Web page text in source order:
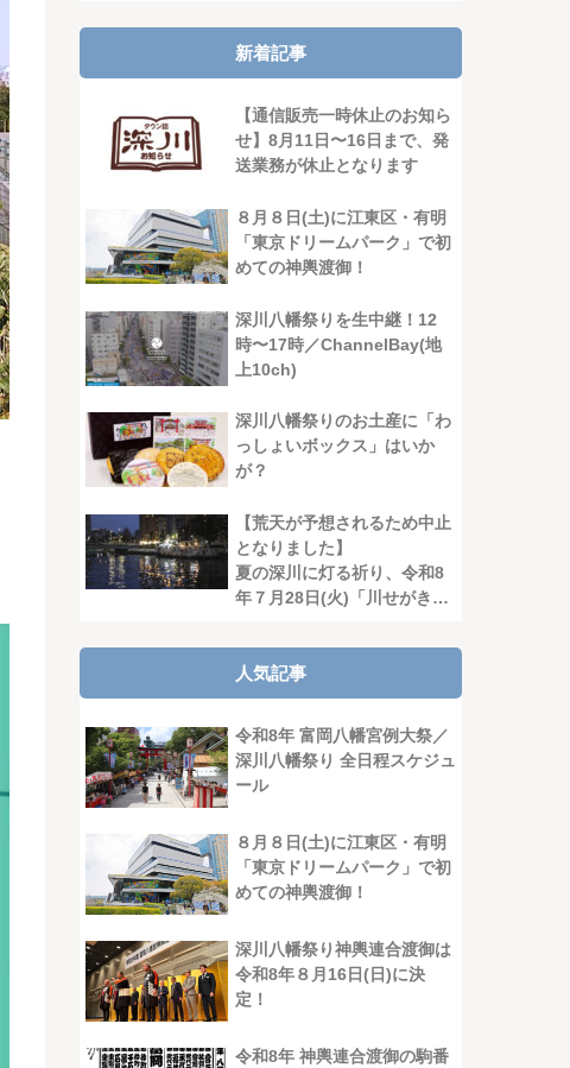
新着記事
【通信販売一時休止のお知ら
せ】8月11日〜16日まで、発
送業務が休止となります
８月８日(土)に江東区・有明
「東京ドリームパーク」で初
めての神輿渡御！
深川八幡祭りを生中継！12
時〜17時／ChannelBay(地
上10ch)
深川八幡祭りのお土産に「わ
っしょいボックス」はいか
が？
【荒天が予想されるため中止
となりました】
夏の深川に灯る祈り、令和8
年７月28日(火)「川せがき灯
人気記事
令和8年 富岡八幡宮例大祭／
深川八幡祭り 全日程スケジュ
ール
８月８日(土)に江東区・有明
「東京ドリームパーク」で初
めての神輿渡御！
深川八幡祭り神輿連合渡御は
令和8年８月16日(日)に決
定！
令和8年 神輿連合渡御の駒番